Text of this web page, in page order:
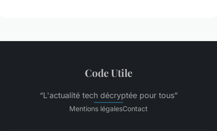
Code Utile
“L'actualité tech décryptée pour tous”
Mentions légalesContact